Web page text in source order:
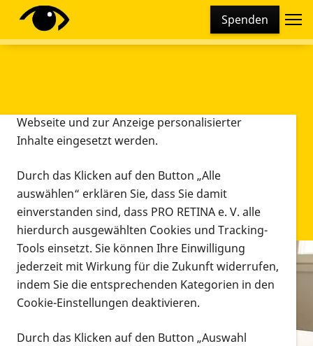
Spenden
Infomaterial
Infomaterial
Vorlesen
Diese Webseite setzt verschiedene Cookies und
Tracking-Tools ein. Dies beinhaltet Cookies und
Webseite und zur Anzeige personalisierter
Inhalte eingesetzt werden.
Durch das Klicken auf den Button „Alle
auswählen“ erklären Sie, dass Sie damit
einverstanden sind, dass PRO RETINA e. V. alle
hierdurch ausgewählten Cookies und Tracking-
Tools einsetzt. Sie können Ihre Einwilligung
jederzeit mit Wirkung für die Zukunft widerrufen,
indem Sie die entsprechenden Kategorien in den
Cookie-Einstellungen deaktivieren.
Durch das Klicken auf den Button „Auswahl